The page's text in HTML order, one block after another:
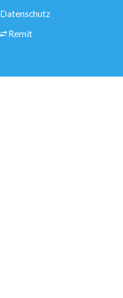
Datenschutz
Remit